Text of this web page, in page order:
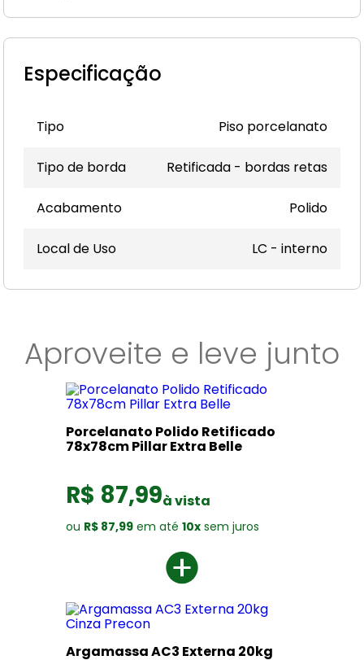
Especificação
Tipo Piso porcelanato
Tipo de borda Retificada - bordas retas
Acabamento Polido
Local de Uso LC - interno
Aproveite e leve junto
Porcelanato Polido Retificado
78x78cm Pillar Extra Belle
R$ 87,99à vista
ou R$ 87,99 em até10x sem juros
Argamassa AC3 Externa 20kg